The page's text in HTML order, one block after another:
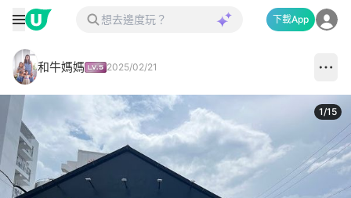
下載App
和牛媽媽 2025/02/21
1/15